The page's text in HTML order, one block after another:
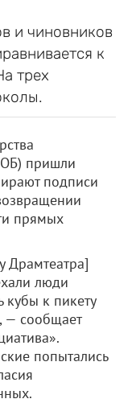
и чиновников
к
трех
пришли
подписи
прямых
Драмтеатра]
люди
к пикету
— сообщает
попытались